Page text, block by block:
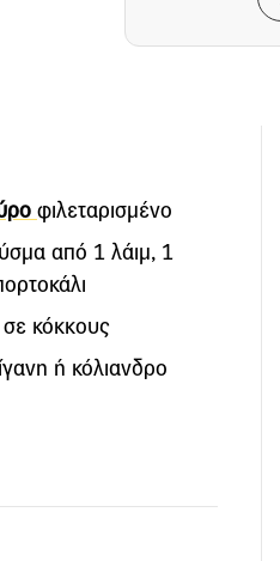
φιλεταρισμένο
από 1 λάιμ, 1
σε κόκκους
ή κόλιανδρο